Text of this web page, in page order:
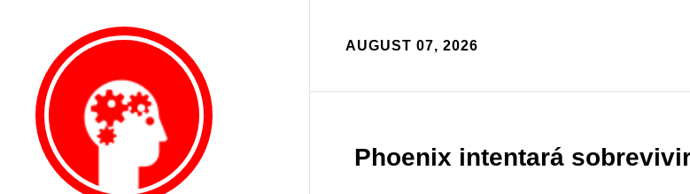
AUGUST 07, 2026
Phoenix intentará